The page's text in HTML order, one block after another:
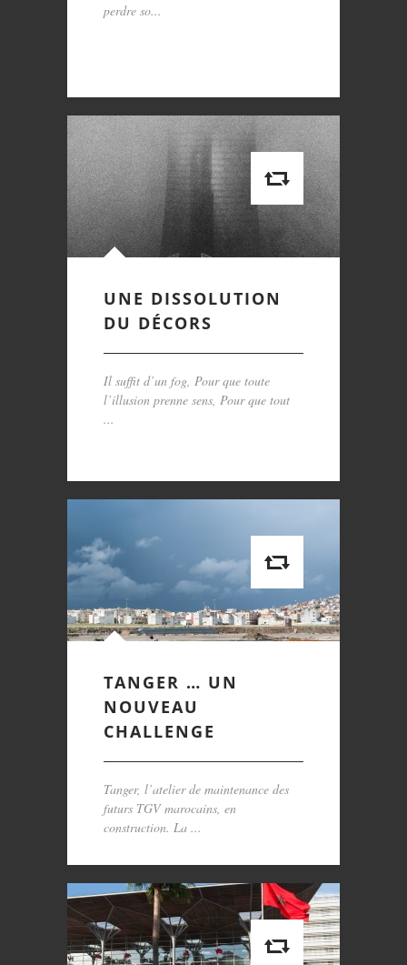
perdre so...
UNE DISSOLUTION
DU DÉCORS
Il suffit d’un fog, Pour que toute
l’illusion prenne sens, Pour que tout
...
TANGER … UN
NOUVEAU
CHALLENGE
Tanger, l’atelier de maintenance des
futurs TGV marocains, en
construction. La ...